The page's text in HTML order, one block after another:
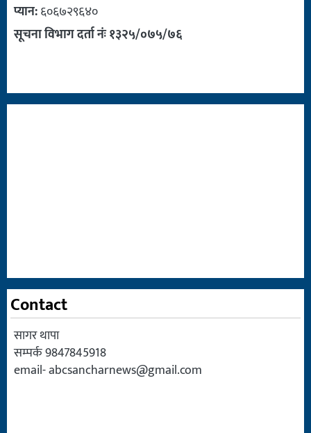
प्यान:६०६७२९६४०
सूचना विभाग दर्ता नंः १३२५/०७५/७६
Contact
सागर थापा
सम्पर्क 9847845918
email-abcsancharnews@gmail.com